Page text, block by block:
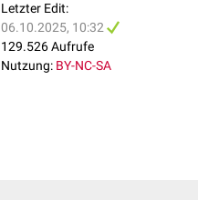
Letzter Edit:
06.10.2025, 10:32
129.526 Aufrufe
Nutzung: BY-NC-SA